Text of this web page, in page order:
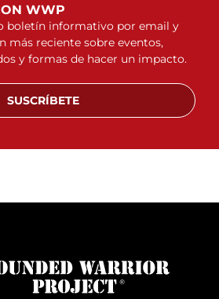
WWP
boletín informativo por email y
más reciente sobre eventos,
y formas de hacer un impacto.
SUSCRÍBETE